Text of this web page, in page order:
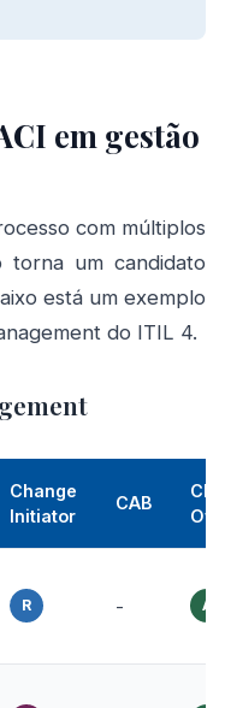
em gestão
com múltiplos
torna um candidato
está um exemplo
do ITIL 4.
Change
Initiator
CAB
R - A